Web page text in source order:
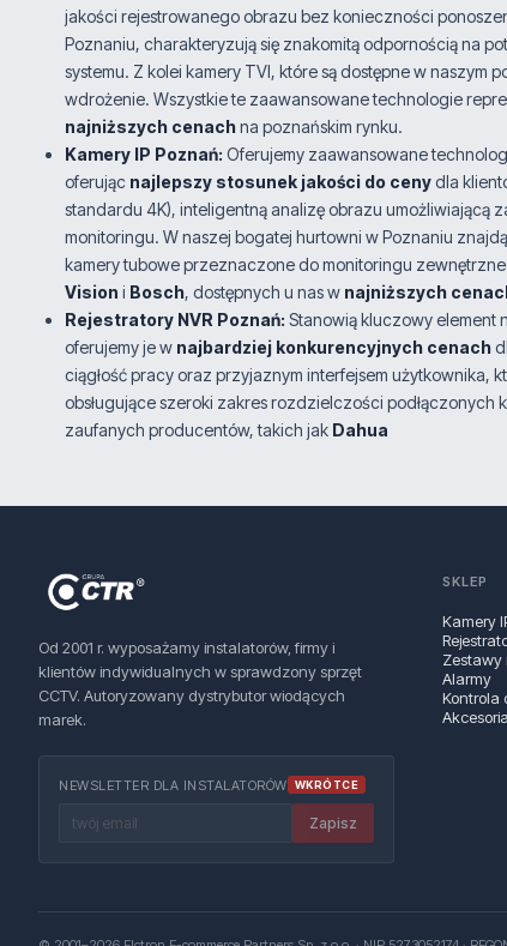
jakości rejestrowanego obrazu bez konieczności
Poznaniu, charakteryzują się znakomitą odpornością na
systemu. Z kolei kamery TVI, które są dostępne w
wdrożenie. Wszystkie te zaawansowane technologie
najniższych cenachna poznańskim rynku.
Kamery IP Poznań: Oferujemy zaawansowane
oferując najlepszy stosunek jakości do cenydla
standardu 4K), inteligentną analizę obrazu umożliwiającą
monitoringu. W naszej bogatej hurtowni w Poznaniu
kamery tubowe przeznaczone do monitoringu
Vision i Bosch, dostępnych u nas w najniższych
Rejestratory NVR Poznań: Stanowią kluczowy element
oferujemy je w najbardziej konkurencyjnych cenach
ciągłość pracy oraz przyjaznym interfejsem użytkownika,
obsługujące szeroki zakres rozdzielczości
zaufanych producentów, takich jak Dahua
Od 2001 r. wyposażamy instalatorów, firmy i
klientów indywidualnych w sprawdzony sprzęt
CCTV. Autoryzowany dystrybutor wiodących
marek.
NEWSLETTER DLA INSTALATORÓW WKRÓTCE
Zapisz
SKLEP
Kamery
Zestawy
Alarmy
Kontrola
Akcesoria